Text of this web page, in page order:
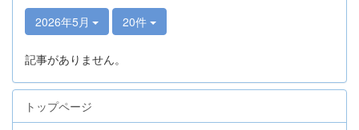
2026年5月 20件
記事がありません。
トップページ